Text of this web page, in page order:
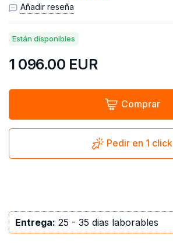
Añadir reseña
Están disponibles
1 096.00 EUR
Comprar
Pedir en 1 click
Entrega: 25 - 35 dias laborables